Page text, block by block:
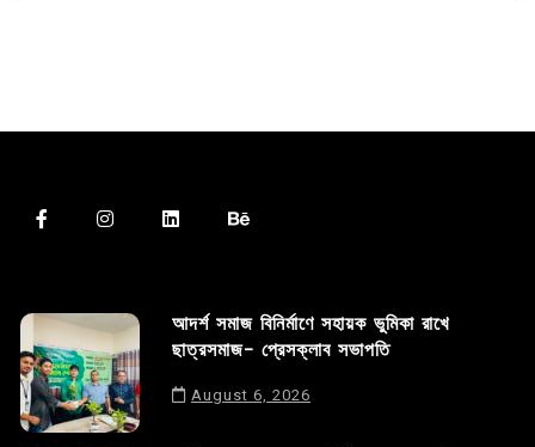
আদর্শ সমাজ বিনির্মাণে সহায়ক ভুমিকা রাখে
ছাত্রসমাজ- প্রেসক্লাব সভাপতি
August 6, 2026